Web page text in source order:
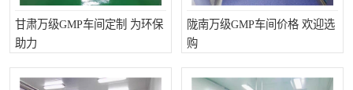
甘肃万级GMP车间定制 为环保
助力
陇南万级GMP车间价格 欢迎选
购